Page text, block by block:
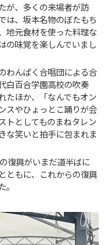
が、多くの来場者が訪
は、坂本名物のぼたもち
地元食材を使った料理な
の味覚を楽しんでいまし
わんぱく合唱団による合
白百合学園高校の吹奏
たほか、「なんでもオン
スやひょっとこ踊りが会
トとしてものまねタレン
な笑いと拍手に包まれま
復興がいまだ道半ばに
ともに、これからの復興
。